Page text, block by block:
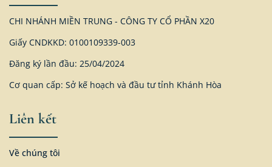
CHI NHÁNH MIỀN TRUNG - CÔNG TY CỔ PHẦN X20
Giấy CNDKKD: 0100109339-003
Đăng ký lần đầu: 25/04/2024
Cơ quan cấp: Sở kế hoạch và đầu tư tỉnh Khánh Hòa
Liên kết
Về chúng tôi